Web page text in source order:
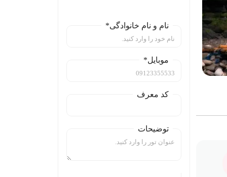
نام و نام خانوادگی*
موبایل*
کد معرف
توضیحات